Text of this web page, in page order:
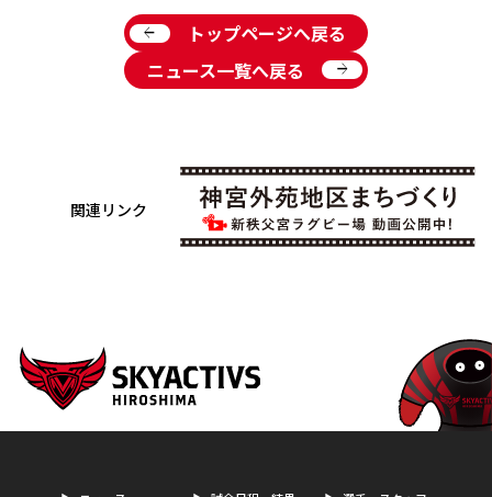
arrow_back
トップページへ戻る
ニュース一覧へ戻る
arrow_forward
関連リンク